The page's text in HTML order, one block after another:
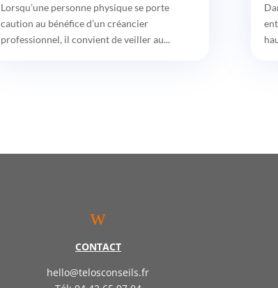
Lorsqu’une personne physique se porte
caution au bénéfice d’un créancier
professionnel, il convient de veiller au...
w
CONTACT
hello@telosconseils.fr